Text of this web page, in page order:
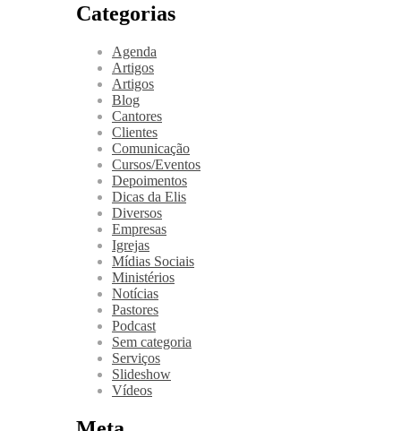
Categorias
Agenda
Artigos
Artigos
Blog
Cantores
Clientes
Comunicação
Cursos/Eventos
Depoimentos
Dicas da Elis
Diversos
Empresas
Igrejas
Mídias Sociais
Ministérios
Notícias
Pastores
Podcast
Sem categoria
Serviços
Slideshow
Vídeos